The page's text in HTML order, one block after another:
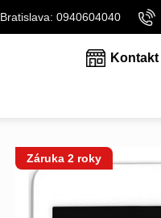
Bratislava: 0940604040
Kontakt
Záruka 2 roky